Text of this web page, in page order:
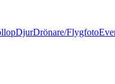
DjurDrönare/Flygfoto